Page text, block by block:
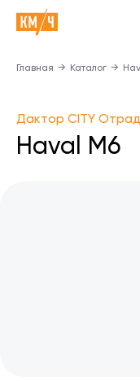
Главная → Каталог →
Дактор CITY
Haval M6